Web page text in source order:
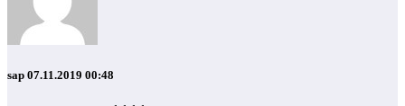
sap 07.11.2019 00:48